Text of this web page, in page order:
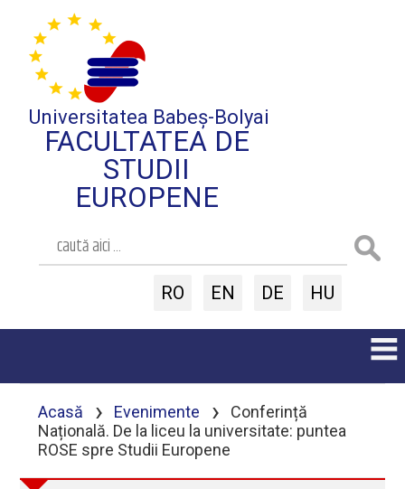
Universitatea Babeș-Bolyai
FACULTATEA DE
STUDII
EUROPENE
RO EN DE HU
Acasă › Evenimente ›
Conferință
Națională. De la liceu la universitate: puntea
ROSE spre Studii Europene